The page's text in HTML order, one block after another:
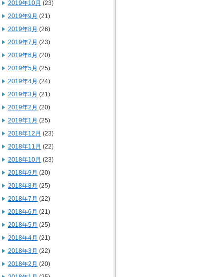
2019年10月 (23)
2019年9月 (21)
2019年8月 (26)
2019年7月 (23)
2019年6月 (20)
2019年5月 (25)
2019年4月 (24)
2019年3月 (21)
2019年2月 (20)
2019年1月 (25)
2018年12月 (23)
2018年11月 (22)
2018年10月 (23)
2018年9月 (20)
2018年8月 (25)
2018年7月 (22)
2018年6月 (21)
2018年5月 (25)
2018年4月 (21)
2018年3月 (22)
2018年2月 (20)